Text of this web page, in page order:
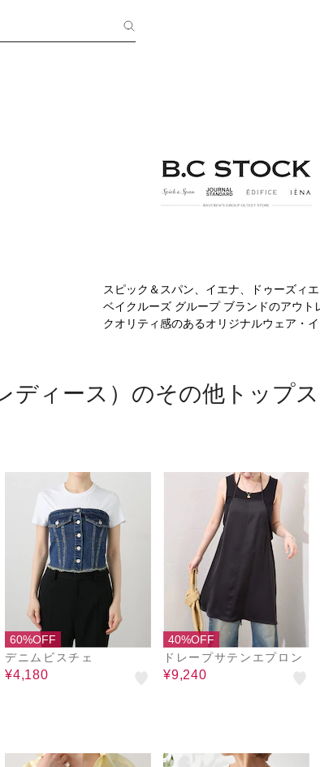
スピック＆スパン、イエナ、ドゥーズィ
ベイクルーズ グループ ブランドのアウ
クオリティ感のあるオリジナルウェア・
ディース）のその他トップス
60%OFF
デニムビスチェ
¥4,180
40%OFF
ドレープサテンエプロン
¥9,240